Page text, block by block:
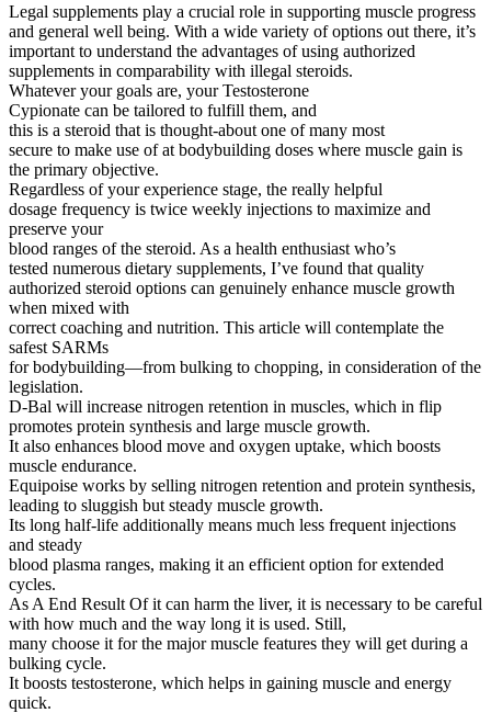
Legal supplements play a crucial role in supporting muscle progress
and general well being. With a wide variety of options out there, it’s
important to understand the advantages of using authorized
supplements in comparability with illegal steroids.
Whatever your goals are, your Testosterone
Cypionate can be tailored to fulfill them, and
this is a steroid that is thought-about one of many most
secure to make use of at bodybuilding doses where muscle gain is
the primary objective.
Regardless of your experience stage, the really helpful
dosage frequency is twice weekly injections to maximize and
preserve your
blood ranges of the steroid. As a health enthusiast who’s
tested numerous dietary supplements, I’ve found that quality
authorized steroid options can genuinely enhance muscle growth
when mixed with
correct coaching and nutrition. This article will contemplate the
safest SARMs
for bodybuilding—from bulking to chopping, in consideration of the
legislation.
D-Bal will increase nitrogen retention in muscles, which in flip
promotes protein synthesis and large muscle growth.
It also enhances blood move and oxygen uptake, which boosts
muscle endurance.
Equipoise works by selling nitrogen retention and protein synthesis,
leading to sluggish but steady muscle growth.
Its long half-life additionally means much less frequent injections
and steady
blood plasma ranges, making it an efficient option for extended
cycles.
As A End Result Of it can harm the liver, it is necessary to be careful
with how much and the way long it is used. Still,
many choose it for the major muscle features they will get during a
bulking cycle.
It boosts testosterone, which helps in gaining muscle and energy
quick.